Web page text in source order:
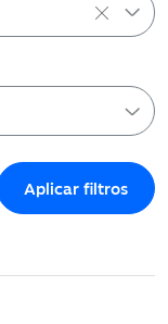
×
Aplicar filtros